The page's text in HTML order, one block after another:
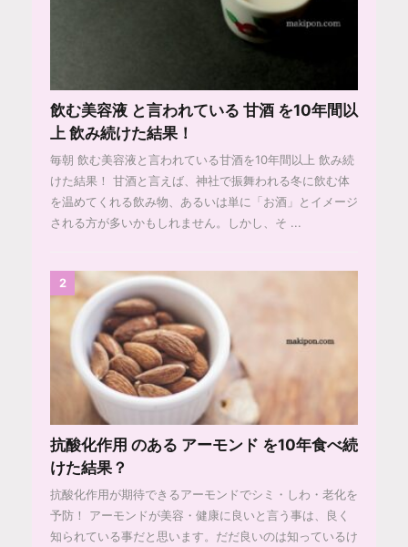
飲む美容液 と言われている 甘酒 を10年間以
上 飲み続けた結果！
毎朝 飲む美容液と言われている甘酒を10年間以上 飲み続
けた結果！ 甘酒と言えば、神社で振舞われる冬に飲む体
を温めてくれる飲み物、あるいは単に「お酒」とイメージ
される方が多いかもしれません。しかし、そ ...
2
抗酸化作用 のある アーモンド を10年食べ続
けた結果？
抗酸化作用が期待できるアーモンドでシミ・しわ・老化を
予防！ アーモンドが美容・健康に良いと言う事は、良く
知られている事だと思います。だだ良いのは知っているけ